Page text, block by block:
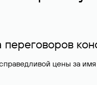
переговоров
цены за